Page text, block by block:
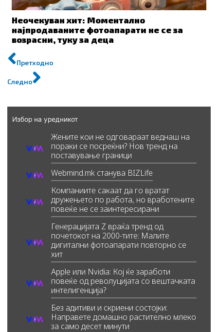
Неочекуван хит: Моментално
најпродаваните фотоапарати не се за
возрасни, туку за деца
Prev
Претходно
Следно
Next
Избор на уредникот
Жените кои не одговараат веднаш на
пораки се посреќни? Нов тренд на
поставување граници
Webmind.mk станува BIZLife
Компаниите сакаат да го вратат
дружењето по работа, но вработените
повеќе не се заинтересирани
Генерацијата Z враќа тренд од
почетокот на 2000-тите: Малите
дигитални фотоапарати повторно се
хит
Apple или Nvidia: Кој ќе заработи
повеќе од револуцијата со вештачката
интелигенција?
Без адитиви и скриени состојки:
Направете домашно растително млеко
за само десет минути